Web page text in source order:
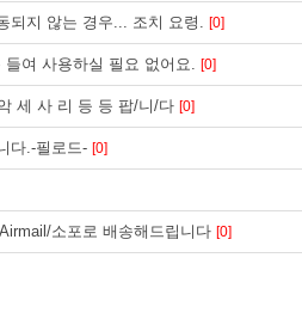
되지 않는 경우... 조치 요령. [0]
여 사용하실 필요 없어요. [0]
세 사 리 등 등 팝/니/다 [0]
다.-필로드- [0]
소포로 배송해드립니다 [0]